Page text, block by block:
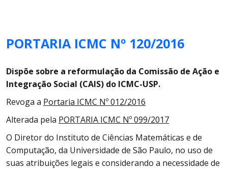
PORTARIA ICMC Nº 120/2016
Dispõe sobre a reformulação da Comissão de Ação e
Integração Social (CAIS) do ICMC-USP.
Revoga a Portaria ICMC Nº 012/2016
Alterada pela PORTARIA ICMC Nº 099/2017
O Diretor do Instituto de Ciências Matemáticas e de
Computação, da Universidade de São Paulo, no uso de
suas atribuições legais e considerando a necessidade de